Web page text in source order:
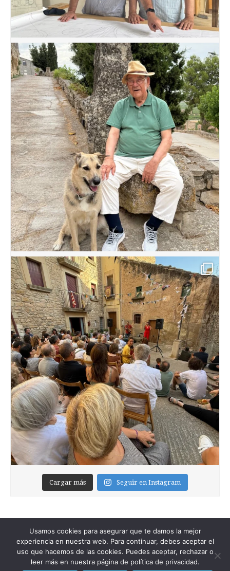
Cargar más Seguir en Instagram
Copyright © 2026 Foixblog . All Rights Reserved.
Usamos cookies para asegurar que te damos la mejor
experiencia en nuestra web. Para continuar, debes aceptar el
uso que hacemos de las cookies. Puedes aceptar, rechazar o
leer más en nuestra página de política de privacidad.